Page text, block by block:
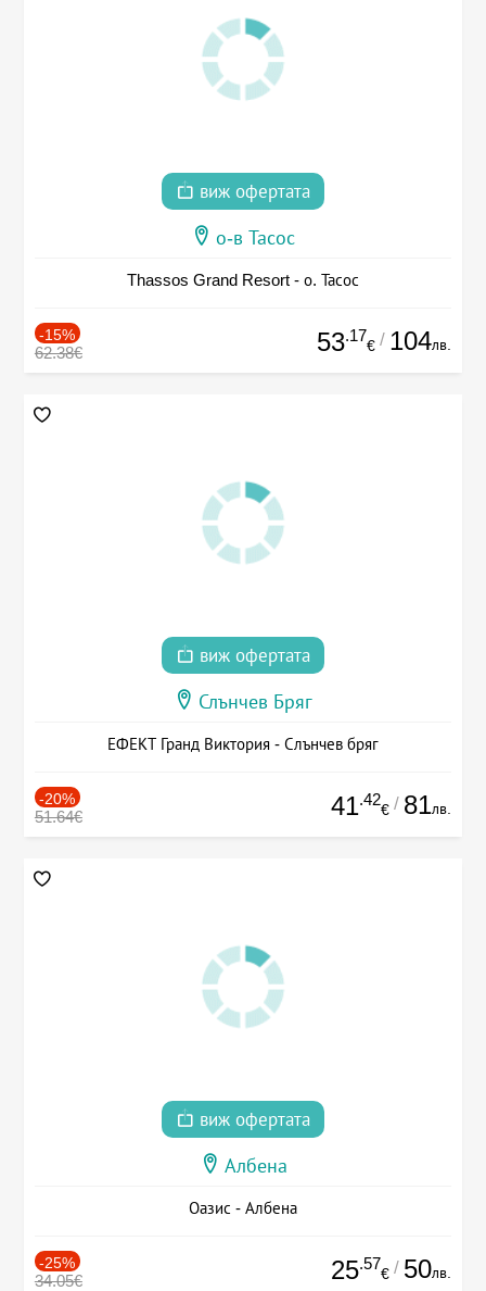
виж офертата
о-в Тасос
Thassos Grand Resort - о. Тасос
-15%
62.38€ 53.17
€ / 104лв.
виж офертата
Слънчев Бряг
ЕФЕКТ Гранд Виктория - Слънчев бряг
-20%
51.64€ 41.42
€ / 81лв.
виж офертата
Албена
Оазис - Албена
-25%
34.05€ 25.57
€ / 50лв.